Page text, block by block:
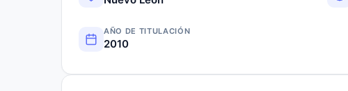
AÑO DE TITULACIÓN
2010